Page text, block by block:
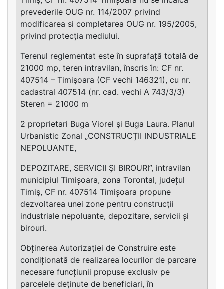
prevederile OUG nr. 114/2007 privind
modificarea si completarea OUG nr. 195/2005,
privind protecția mediului.
Terenul reglementat este în suprafață totală de
21000 mp, teren intravilan, înscris în: CF nr.
407514 – Timișoara (CF vechi 146321), cu nr.
cadastral 407514 (nr. cad. vechi A 743/3/3)
Steren = 21000 m
2 proprietari Buga Viorel și Buga Laura. Planul
Urbanistic Zonal „CONSTRUCȚII INDUSTRIALE
NEPOLUANTE,
DEPOZITARE, SERVICII ȘI BIROURI”, intravilan
municipiul Timișoara, zona Torontal, județul
Timiș, CF nr. 407514 Timișoara propune
dezvoltarea unei zone pentru construcții
industriale nepoluante, depozitare, servicii și
birouri.
Obținerea Autorizației de Construire este
condiționată de realizarea locurilor de parcare
necesare funcțiunii propuse exclusiv pe
parcelele deținute de beneficiari, în